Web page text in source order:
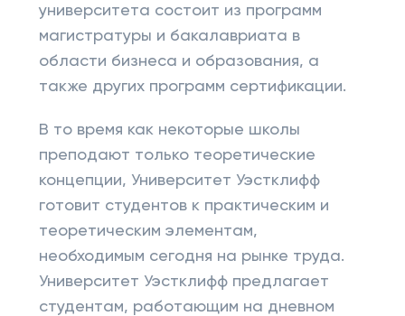
университета состоит из программ
магистратуры и бакалавриата в
области бизнеса и образования, а
также других программ сертификации.
В то время как некоторые школы
преподают только теоретические
концепции, Университет Уэстклифф
готовит студентов к практическим и
теоретическим элементам,
необходимым сегодня на рынке труда.
Университет Уэстклифф предлагает
студентам, работающим на дневном